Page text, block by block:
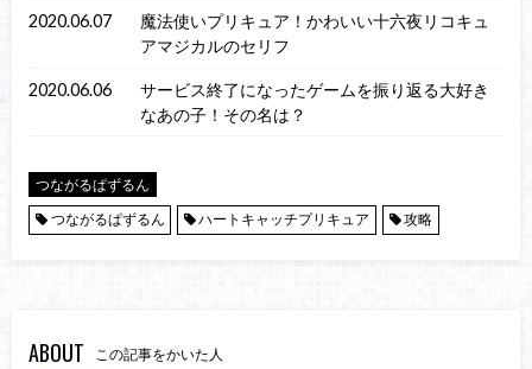
2020.06.07
魔法使いプリキュア！かわいい十六夜リコキュ
アマジカルのセリフ
2020.06.06
サービス終了になったゲームを振り返る大好き
なあの子！その名は？
つながるぱずるん
つながるぱずるん
ハートキャッチプリキュア 攻略
ABOUT この記事をかいた人